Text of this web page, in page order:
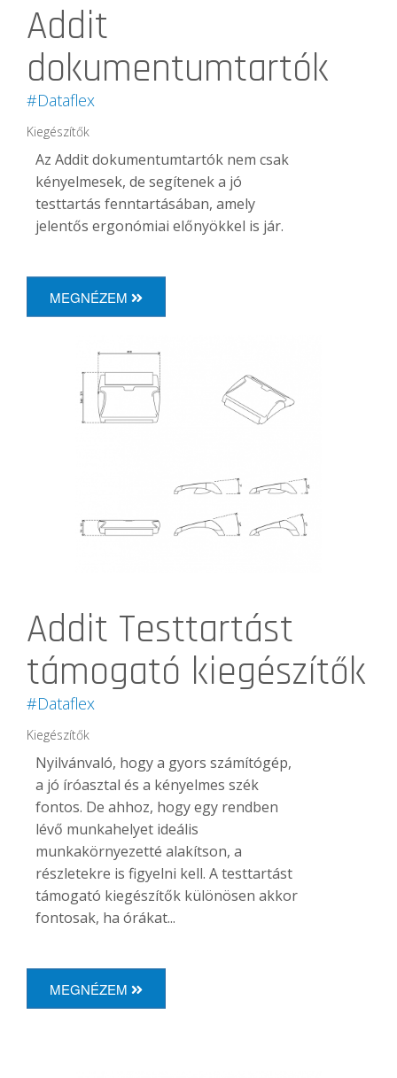
Addit
dokumentumtartók
#Dataflex
Kiegészítők
Az Addit dokumentumtartók nem csak
kényelmesek, de segítenek a jó
testtartás fenntartásában, amely
jelentős ergonómiai előnyökkel is jár.
MEGNÉZEM
Addit Testtartást
támogató kiegészítők
#Dataflex
Kiegészítők
Nyilvánvaló, hogy a gyors számítógép,
a jó íróasztal és a kényelmes szék
fontos. De ahhoz, hogy egy rendben
lévő munkahelyet ideális
munkakörnyezetté alakítson, a
részletekre is figyelni kell. A testtartást
támogató kiegészítők különösen akkor
fontosak, ha órákat...
MEGNÉZEM